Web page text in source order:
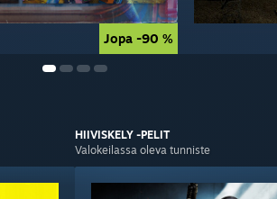
Jopa -90 %
Jopa -90 %
HIIVISKELY -PELIT
Valokeilassa oleva tunniste